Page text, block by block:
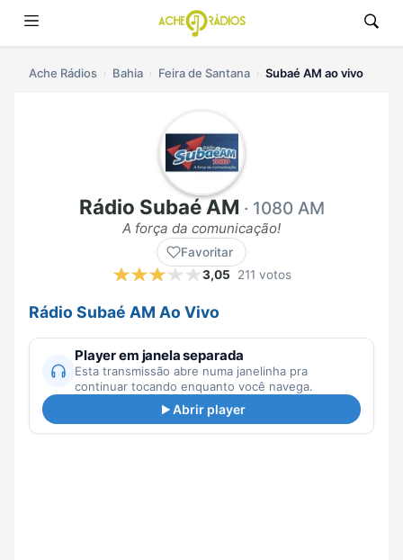
Ache Rádios Bahia Feira de Santana Subaé AM ao vivo
Rádio Subaé AM · 1080 AM
A força da comunicação!
Favoritar
3,05
211 votos
Rádio Subaé AM Ao Vivo
Player em janela separada
Esta transmissão abre numa janelinha pra
continuar tocando enquanto você navega.
Abrir player